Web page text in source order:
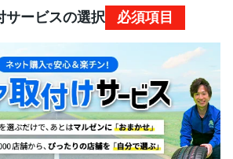
サービスの選択 必須項目